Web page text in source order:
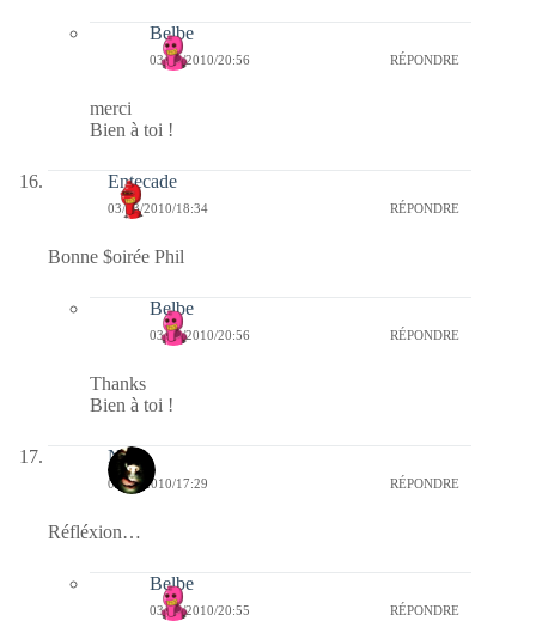
Belbe
03/03/2010/20:56 RÉPONDRE
merci
Bien à toi !
Entecade
03/03/2010/18:34 RÉPONDRE
Bonne $oirée Phil
Belbe
03/03/2010/20:56 RÉPONDRE
Thanks
Bien à toi !
Nova
03/03/2010/17:29 RÉPONDRE
Réfléxion…
Belbe
03/03/2010/20:55 RÉPONDRE